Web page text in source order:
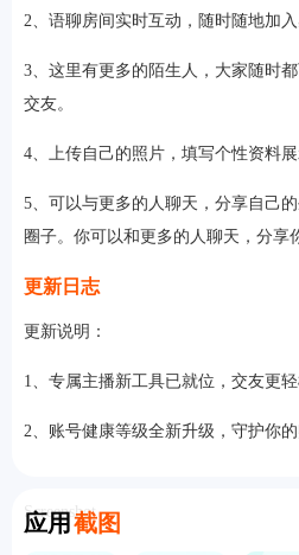
2、语聊房间实时互动，随时随地加
3、这里有更多的陌生人，大家随时
交友。
4、上传自己的照片，填写个性资料展
5、可以与更多的人聊天，分享自己
圈子。你可以和更多的人聊天，分享
更新日志
更新说明：
1、专属主播新工具已就位，交友更
2、账号健康等级全新升级，守护你
应用 截图
Screenshot